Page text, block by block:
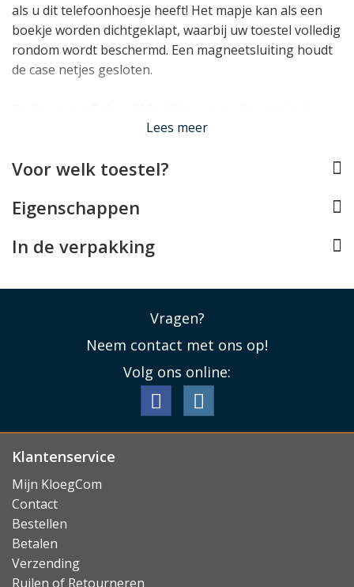
als u dit telefoonhoesje heeft! Het mapje kan als een
boekje worden dichtgeklapt, waarbij uw toestel volledig
rondom wordt beschermd. Een magneetsluiting houdt
de case netjes gesloten.
precies op maat gemaakte houder in de case. Daarbij is
de camera zodat uw smartphone volledig functioneel
wat bijdraagt aan de uitstekende bescherming die dit
Lees meer
Voor welk toestel?
Eigenschappen
In de verpakking
Vragen?
Neem contact met ons op!
Volg ons online:
Klantenservice
Mijn KloegCom
Contact
Bestellen
Betalen
Verzending
Ruilen of Retourneren